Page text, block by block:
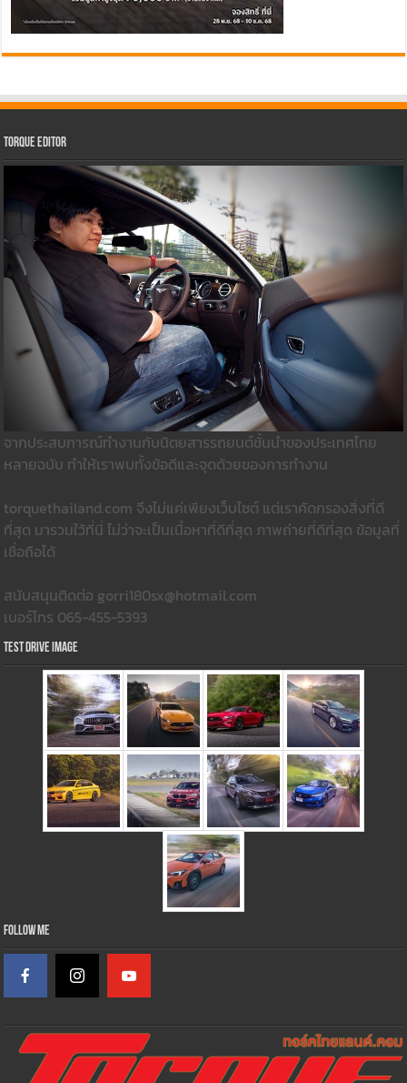
Torque Editor
จากประสบการณ์ทำงานกับนิตยสารรถยนต์ชั้นนำของประเทศไทย
หลายฉบับ ทำให้เราพบทั้งข้อดีและจุดด้วยของการทำงาน
torquethailand.com จึงไม่แค่เพียงเว็บไซต์ แต่เราคัดกรองสิ่งที่ดี
ที่สุด มารวมใว้ที่นี่ ไม่ว่าจะเป็นเนื้อหาที่ดีที่สุด ภาพถ่ายที่ดีที่สุด ข้อมูลที่
เชื่อถือได้
สนับสนุนติดต่อ gorri180sx@hotmail.com
เบอร์โทร 065-455-5393
Test Drive Image
Follow Me